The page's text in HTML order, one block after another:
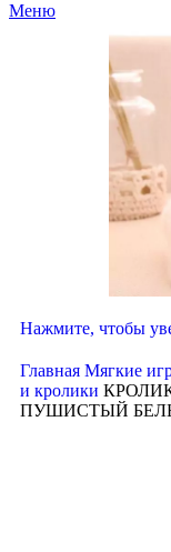
Меню
Нажмите, чтобы
Главная Мягкие
и кролики
ПУШИСТЫЙ